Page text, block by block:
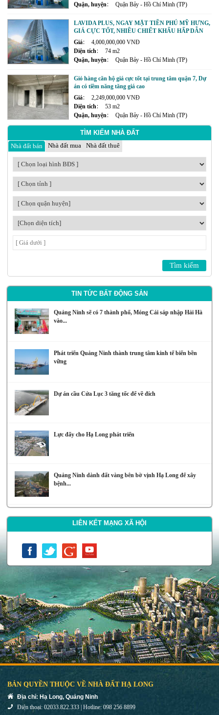
TÌM KIẾM NHÀ ĐẤT
Nhà đất bán
Nhà đất mua Nhà đất thuê
TIN TỨC BẤT ĐỘNG SẢN
Quảng Ninh sẽ có 7 thành phố, Móng Cái sáp nhập Hải Hà
vào...
Phát triển Quảng Ninh thành trung tâm kinh tế biển bền
vững
Dự án cầu Cửa Lục 3 tăng tốc để về đích
Lực đẩy cho Hạ Long phát triển
Quảng Ninh dành đất vàng bên bờ vịnh Hạ Long để xây
bệnh...
LIÊN KẾT MẠNG XÃ HỘI
Quận, huyện
Quận Bảy - Hồ Chí Minh (TP)
LAVIDA PLUS, NGAY MẶT TIỀN PHÚ MỸ HƯNG,
GIÁ CỰC TỐT, NHIỀU CHIẾT KHẤU HẤP DẪN
Giá
4,000,000,000 VNĐ
Diện tích
74 m2
Quận, huyện
Quận Bảy - Hồ Chí Minh (TP)
Giỏ hàng căn hộ giá cực tốt tại trung tâm quận 7, Dự
án có tiềm năng tăng giá cao
Giá
2,249,000,000 VNĐ
Diện tích
53 m2
Quận, huyện
Quận Bảy - Hồ Chí Minh (TP)
BẢN QUYỀN THUỘC VỀ NHÀ ĐẤT HẠ LONG
Địa chỉ: Hạ Long, Quảng Ninh
Điện thoại: 02033.822.333 | Hotline: 098 256 8899